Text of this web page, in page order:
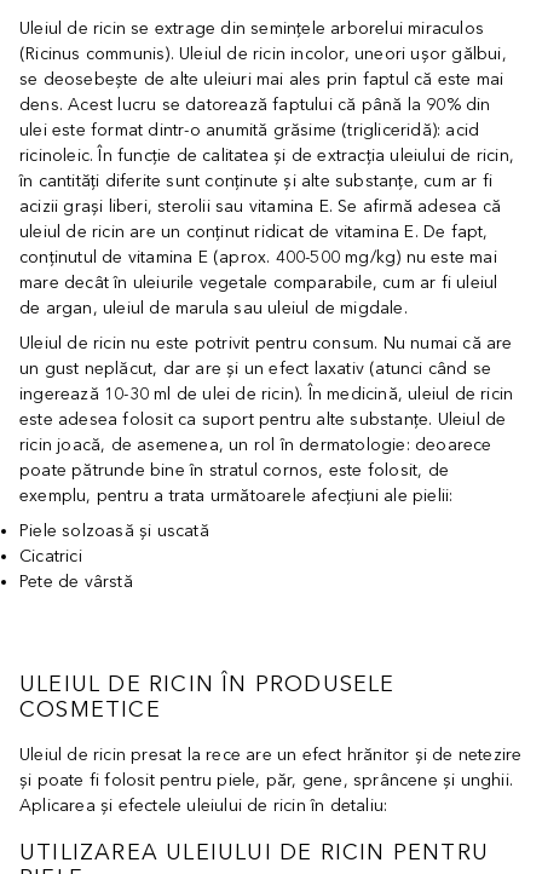
Uleiul de ricin se extrage din semințele arborelui miraculos
(Ricinus communis). Uleiul de ricin incolor, uneori ușor gălbui,
se deosebește de alte uleiuri mai ales prin faptul că este mai
dens. Acest lucru se datorează faptului că până la 90% din
ulei este format dintr-o anumită grăsime (trigliceridă): acid
ricinoleic. În funcție de calitatea și de extracția uleiului de ricin,
în cantități diferite sunt conținute și alte substanțe, cum ar fi
acizii grași liberi, sterolii sau vitamina E. Se afirmă adesea că
uleiul de ricin are un conținut ridicat de vitamina E. De fapt,
conținutul de vitamina E (aprox. 400-500 mg/kg) nu este mai
mare decât în uleiurile vegetale comparabile, cum ar fi uleiul
de argan, uleiul de marula sau uleiul de migdale.
Uleiul de ricin nu este potrivit pentru consum. Nu numai că are
un gust neplăcut, dar are și un efect laxativ (atunci când se
ingerează 10-30 ml de ulei de ricin). În medicină, uleiul de ricin
este adesea folosit ca suport pentru alte substanțe. Uleiul de
ricin joacă, de asemenea, un rol în dermatologie: deoarece
poate pătrunde bine în stratul cornos, este folosit, de
exemplu, pentru a trata următoarele afecțiuni ale pielii:
Piele solzoasă și uscată
Cicatrici
Pete de vârstă
ULEIUL DE RICIN ÎN PRODUSELE
COSMETICE
Uleiul de ricin presat la rece are un efect hrănitor și de netezire
și poate fi folosit pentru piele, păr, gene, sprâncene și unghii.
Aplicarea și efectele uleiului de ricin în detaliu:
UTILIZAREA ULEIULUI DE RICIN PENTRU